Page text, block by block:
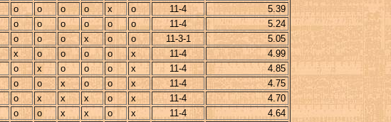
o o o o x o 11-4
5.39
o o o o o o 11-4
5.24
o o o x o o 11-3-1
5.05
x o o o o x 11-4
4.99
o x o o o x 11-4
4.85
o o x o o x 11-4
4.75
o x x x o x 11-4
4.70
o o x x o x 11-4
4.64